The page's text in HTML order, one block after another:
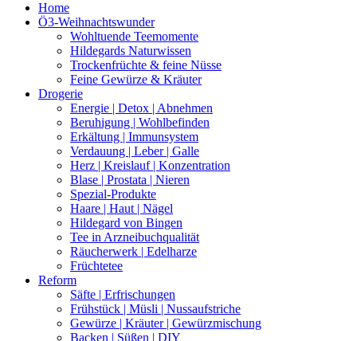
Home
Ö3-Weihnachtswunder
Wohltuende Teemomente
Hildegards Naturwissen
Trockenfrüchte & feine Nüsse
Feine Gewürze & Kräuter
Drogerie
Energie | Detox | Abnehmen
Beruhigung | Wohlbefinden
Erkältung | Immunsystem
Verdauung | Leber | Galle
Herz | Kreislauf | Konzentration
Blase | Prostata | Nieren
Spezial-Produkte
Haare | Haut | Nägel
Hildegard von Bingen
Tee in Arzneibuchqualität
Räucherwerk | Edelharze
Früchtetee
Reform
Säfte | Erfrischungen
Frühstück | Müsli | Nussaufstriche
Gewürze | Kräuter | Gewürzmischung
Backen | Süßen | DIY